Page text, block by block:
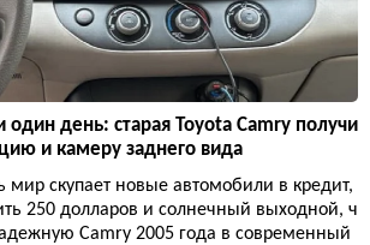
один день: старая Toyota Camry получи
и камеру заднего вида
мир скупает новые автомобили в кредит,
250 долларов и солнечный выходной, ч
Camry 2005 года в современный